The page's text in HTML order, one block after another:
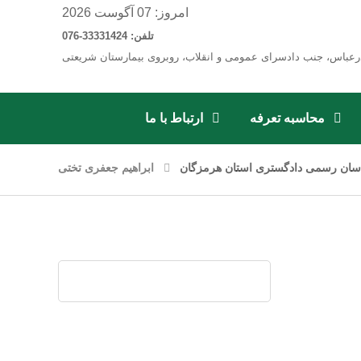
امروز: 07 آگوست 2026
تلفن: 33331424-076
جنب دادسرای عمومی و انقلاب، روبروی بیمارستان شریعتی
محاسبه تعرفه ارتباط با ما
رسمی دادگستری استان هرمزگان ابراهیم جعفری تختی